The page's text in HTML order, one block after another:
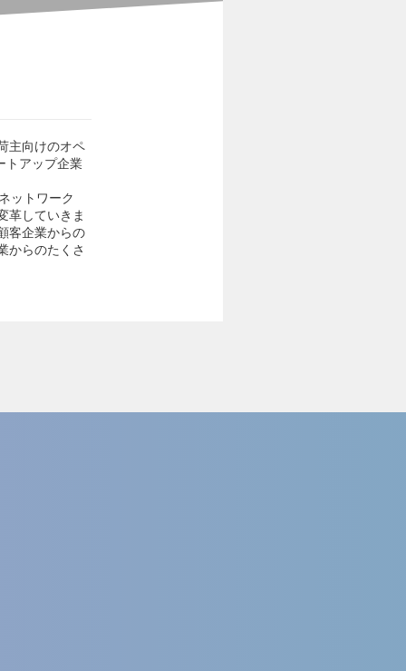
主向けのオペ
トアップ企業
ットワーク
革していきま
客企業からの
からのたくさ